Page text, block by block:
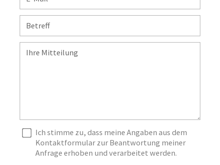
Ich stimme zu, dass meine Angaben aus dem
Kontaktformular zur Beantwortung meiner
Anfrage erhoben und verarbeitet werden.